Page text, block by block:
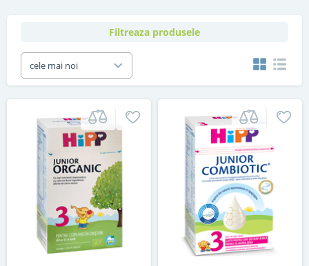
Filtreaza produsele
cele mai noi